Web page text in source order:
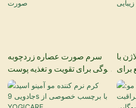
سرم صورت عصاره زردچوبه
یوگی برای تقویت و تغذیه پوست
صورت
با
برای